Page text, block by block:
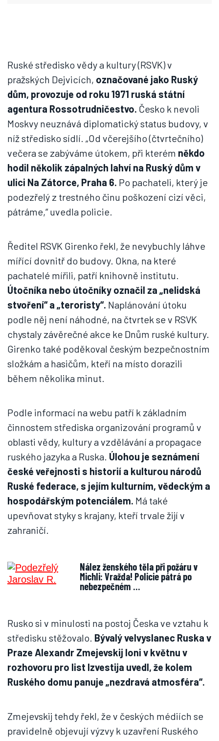
Ruské středisko vědy a kultury (RSVK) v
pražských Dejvicích, označované jako Ruský
dům, provozuje od roku 1971 ruská státní
agentura Rossotrudničestvo. Česko k nevoli
Moskvy neuznává diplomatický status budovy, v
níž středisko sídlí. „Od včerejšího (čtvrtečního)
večera se zabýváme útokem, při kterém někdo
hodil několik zápalných lahví na Ruský dům v
ulici Na Zátorce, Praha 6. Po pachateli, který je
podezřelý z trestného činu poškození cizí věci,
pátráme,“ uvedla policie.
Ředitel RSVK Girenko řekl, že nevybuchly láhve
mířící dovnitř do budovy. Okna, na které
pachatelé mířili, patří knihovně institutu.
Útočníka nebo útočníky označil za „nelidská
stvoření“ a „teroristy“. Naplánování útoku
podle něj není náhodné, na čtvrtek se v RSVK
chystaly závěrečné akce ke Dnům ruské kultury.
Girenko také poděkoval českým bezpečnostním
složkám a hasičům, kteří na místo dorazili
během několika minut.
Podle informací na webu patří k základním
činnostem střediska organizování programů v
oblasti vědy, kultury a vzdělávání a propagace
ruského jazyka a Ruska. Úlohou je seznámení
české veřejnosti s historií a kulturou národů
Ruské federace, s jejím kulturním, vědeckým a
hospodářským potenciálem. Má také
upevňovat styky s krajany, kteří trvale žijí v
zahraničí.
Nález ženského těla při požáru v
Michli: Vražda! Policie pátrá po
nebezpečném …
Rusko si v minulosti na postoj Česka ve vztahu k
středisku stěžovalo. Bývalý velvyslanec Ruska v
Praze Alexandr Zmejevskij loni v květnu v
rozhovoru pro list Izvestija uvedl, že kolem
Ruského domu panuje „nezdravá atmosféra“.
Zmejevskij tehdy řekl, že v českých médiích se
pravidelně objevují výzvy k uzavření Ruského